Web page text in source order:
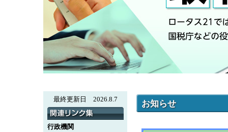
最終更新日 2026.8.7
行政機関
お知らせ